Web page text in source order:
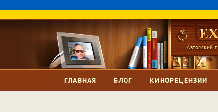
Авторский
ГЛАВНАЯ БЛОГ КИНОРЕЦЕНЗИИ